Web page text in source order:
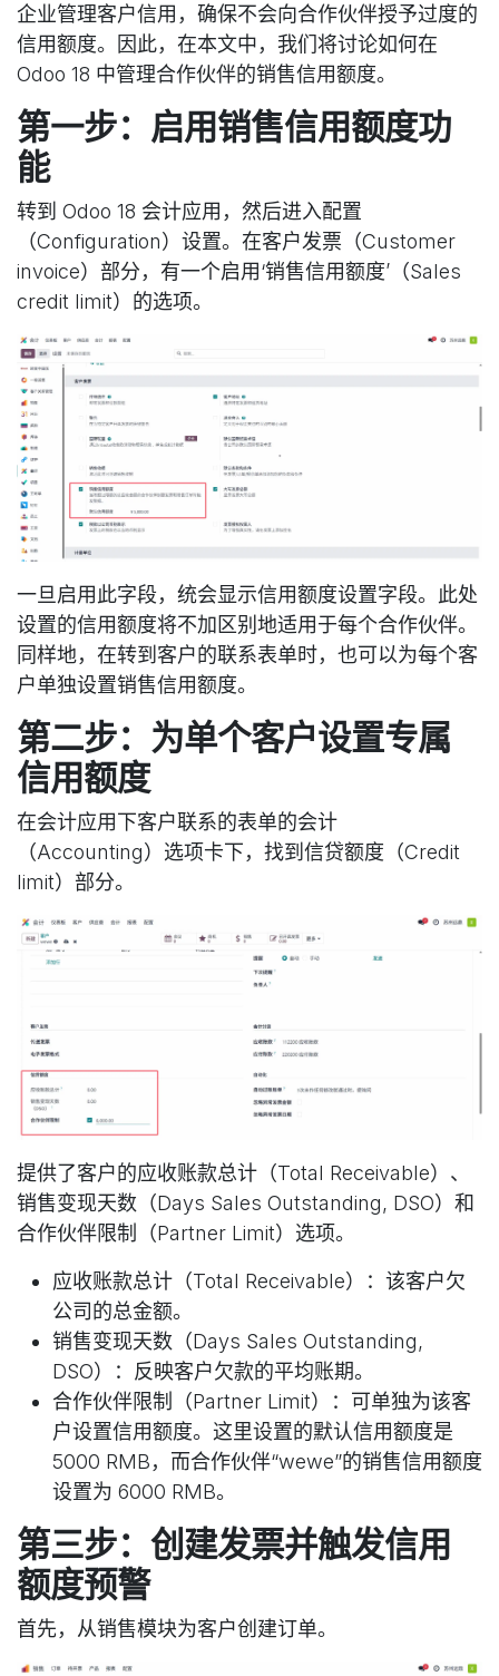
企业管理客户信用，确保不会向合作伙伴授予过度的
信用额度。因此，在本文中，我们将讨论如何在
Odoo 18 中管理合作伙伴的销售信用额度。
第一步：启用销售信用额度功
能
转到 Odoo 18 会计应用，然后进入配置
（Configuration）设置。在客户发票（Customer
invoice）部分，有一个启用‘销售信用额度’（Sales
credit limit）的选项。
一旦启用此字段，统会显示信用额度设置字段。此处
设置的信用额度将不加区别地适用于每个合作伙伴。
同样地，在转到客户的联系表单时，也可以为每个客
户单独设置销售信用额度。
第二步：为单个客户设置专属
信用额度
在会计应用下客户联系的表单的会计
（Accounting）选项卡下，找到信贷额度（Credit
limit）部分。
提供了客户的应收账款总计（Total Receivable）、
销售变现天数（Days Sales Outstanding, DSO）和
合作伙伴限制（Partner Limit）选项。
应收账款总计（Total Receivable）：该客户欠
公司的总金额。
销售变现天数（Days Sales Outstanding,
DSO）：反映客户欠款的平均账期。
合作伙伴限制（Partner Limit）：可单独为该客
户设置信用额度。这里设置的默认信用额度是
5000 RMB，而合作伙伴“wewe”的销售信用额度
设置为 6000 RMB。
第三步：创建发票并触发信用
额度预警
首先，从销售模块为客户创建订单。